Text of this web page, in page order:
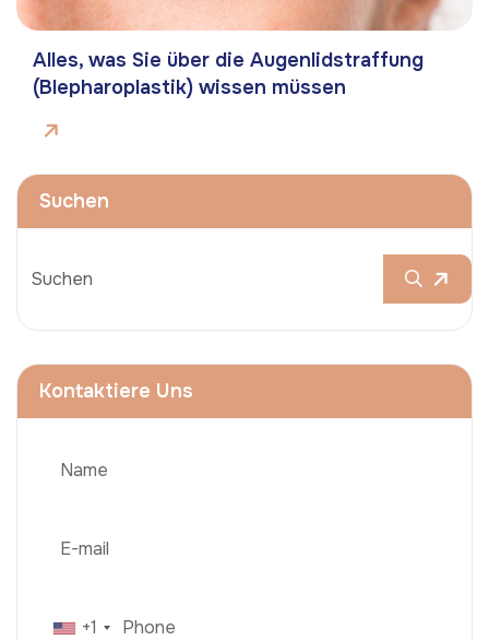
Alles, was Sie über die Augenlidstraffung
(Blepharoplastik) wissen müssen
Suchen
Kontaktiere Uns
+1